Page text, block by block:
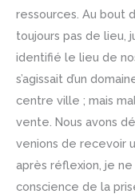
ressources. Au bout
toujours pas de lieu,
identifié le lieu de
s’agissait d’un
centre ville ; mais
vente. Nous avons
venions de recevoir
après réflexion, je ne
conscience de la